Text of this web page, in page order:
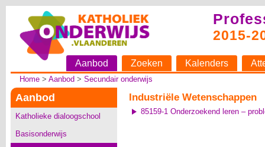
2015-
Aanbod Zoeken Kalenders
Home> Aanbod > Secundair onderwijs
Aanbod
Katholieke dialoogschool
Basisonderwijs
Industriële Wetenschappen
85159-1 Onderzoekend leren –